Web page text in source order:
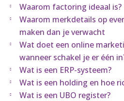
Waarom factoring ideaal is?
Waarom merkdetails op
maken dan je verwacht
Wat doet een online
wanneer schakel je er één
Wat is een ERP-systeem?
Wat is een holding en hoe
Wat is een UBO register?